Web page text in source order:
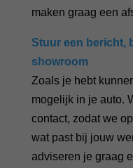
maken graag een
Stuur een bericht,
showroom
Zoals je hebt
mogelijk in je auto.
contact, zodat we
wat past bij jouw
adviseren je graag